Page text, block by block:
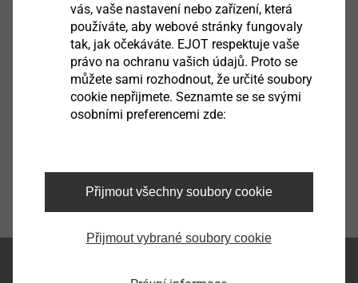
vás, vaše nastavení nebo zařízení, která
používáte, aby webové stránky fungovaly
tak, jak očekáváte. EJOT respektuje vaše
právo na ochranu vašich údajů. Proto se
můžete sami rozhodnout, že určité soubory
cookie nepřijmete. Seznamte se se svými
osobními preferencemi zde:
Přijmout všechny soubory cookie
Přijmout vybrané soubory cookie